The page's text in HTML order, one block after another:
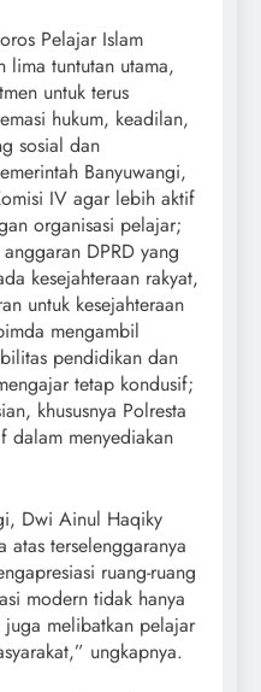
Pelajar Islam
lima tuntutan utama,
untuk terus
hukum, keadilan,
sosial dan
Banyuwangi,
IV agar lebih aktif
organisasi pelajar;
DPRD yang
kesejahteraan rakyat,
untuk kesejahteraan
mengambil
pendidikan dan
tetap kondusif;
khususnya Polresta
dalam menyediakan
Dwi Ainul Haqiky
atas terselenggaranya
ruang-ruang
modern tidak hanya
melibatkan pelajar
ungkapnya.